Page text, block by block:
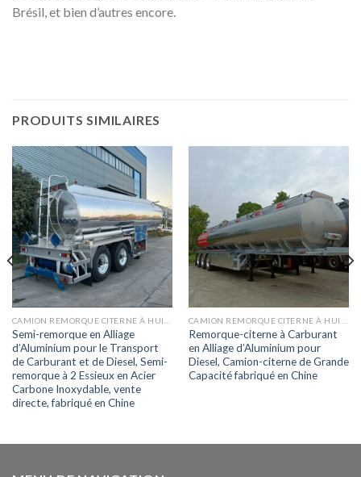
Brésil, et bien d’autres encore.
PRODUITS SIMILAIRES
Semi-remorque en Alliage
d’Aluminium pour le Transport
de Carburant et de Diesel, Semi-
remorque à 2 Essieux en Acier
Carbone Inoxydable, vente
directe, fabriqué en Chine
Remorque-citerne à Carburant
en Alliage d’Aluminium pour
Diesel, Camion-citerne de Grande
Capacité fabriqué en Chine